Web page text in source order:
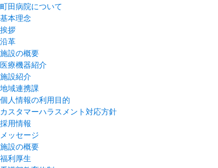
町田病院について
基本理念
挨拶
沿革
施設の概要
医療機器紹介
施設紹介
地域連携課
個人情報の利用目的
カスタマーハラスメント対応方針
採用情報
メッセージ
施設の概要
福利厚生